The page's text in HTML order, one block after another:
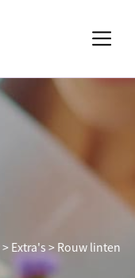
>Extra's>Rouw linten